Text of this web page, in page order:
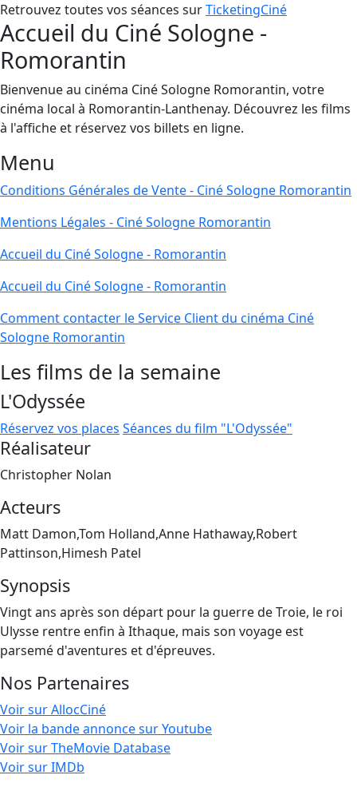
Retrouvez toutes vos séances surTicketingCiné
Accueil du Ciné Sologne -
Romorantin
Bienvenue au cinéma Ciné Sologne Romorantin, votre
cinéma local à Romorantin-Lanthenay. Découvrez les films
à l'affiche et réservez vos billets en ligne.
Menu
Conditions Générales de Vente - Ciné Sologne Romorantin
Mentions Légales - Ciné Sologne Romorantin
Accueil du Ciné Sologne - Romorantin
Accueil du Ciné Sologne - Romorantin
Comment contacter le Service Client du cinéma Ciné
Sologne Romorantin
Les films de la semaine
L'Odyssée
Réservez vos places Séances du film "L'Odyssée"
Réalisateur
Christopher Nolan
Acteurs
Matt Damon,Tom Holland,Anne Hathaway,Robert
Pattinson,Himesh Patel
Synopsis
Vingt ans après son départ pour la guerre de Troie, le roi
Ulysse rentre enfin à Ithaque, mais son voyage est
parsemé d'aventures et d'épreuves.
Nos Partenaires
Voir sur AllocCiné
Voir la bande annonce sur Youtube
Voir sur TheMovie Database
Voir sur IMDb